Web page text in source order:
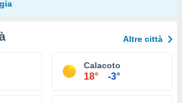
Altre città
Calacoto
18° -3°